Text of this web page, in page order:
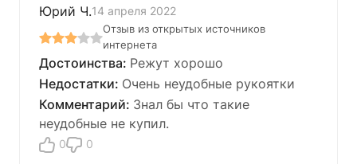
Юрий Ч.14 апреля 2022
Отзыв из открытых источников
интернета
Режут хорошо
Очень неудобные рукоятки
Знал бы что такие
неудобные не купил.
0 0